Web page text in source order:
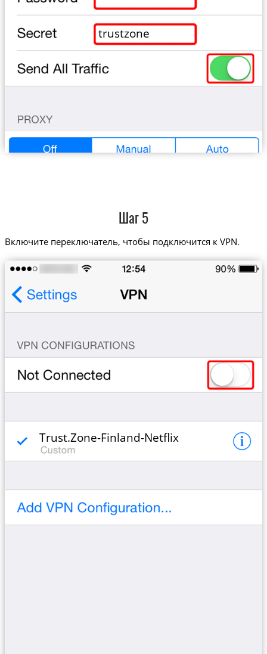
trustzone
Шаг 5
Включите переключатель, чтобы подключится к VPN.
Trust.Zone-Finland-Netflix